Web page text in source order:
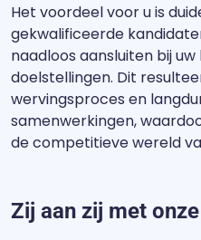
Het voordeel voor u is
gekwalificeerde
naadloos aansluiten bij
doelstellingen. Dit
wervingsproces en
samenwerkingen,
de competitieve wereld
Zij aan zij met